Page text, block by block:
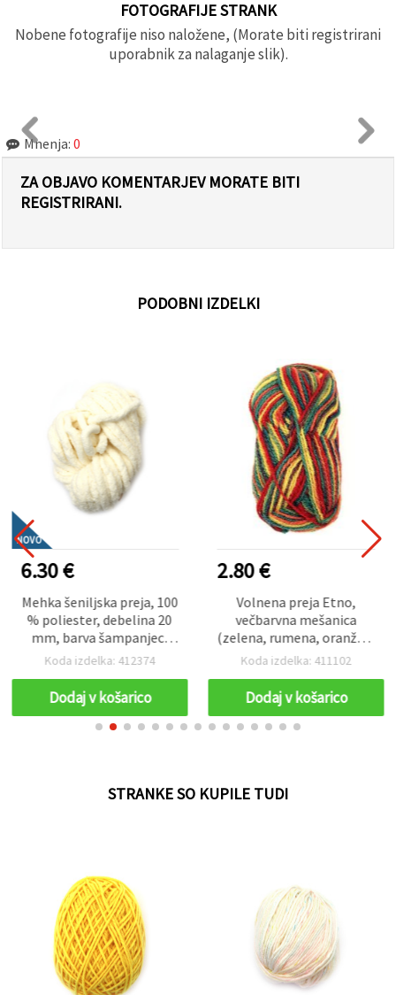
FOTOGRAFIJE STRANK
Nobene fotografije niso naložene, (Morate biti registrirani
uporabnik za nalaganje slik).
Mnenja: 0
ZA OBJAVO KOMENTARJEV MORATE BITI
REGISTRIRANI.
PODOBNI IZDELKI
NOVO
6.30 €
Mehka šeniljska preja, 100
% poliester, debelina 20
mm, barva šampanjec,
~240 g, 25 m – idealna za
kvačkanje in dekorativne
ustvarjalne projekte
Koda izdelka: 412374
Dodaj v košarico
2.80 €
Volnena preja Etno,
večbarvna mešanica
(zelena, rumena, oranžna,
rdeča) 100 g – 170 m
Koda izdelka: 411102
Dodaj v košarico
STRANKE SO KUPILE TUDI